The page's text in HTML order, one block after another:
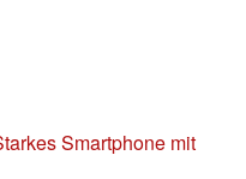
Smartphone mit